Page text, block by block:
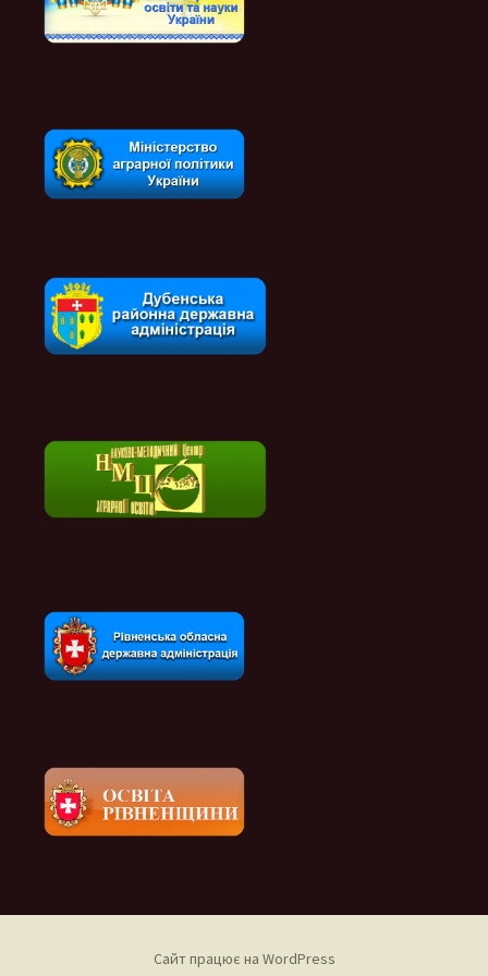
Сайт працює на WordPress